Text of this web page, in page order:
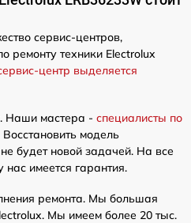
сервис-центров,
ремонту техники Electrolux
центр выделяется
Наши мастера - специалисты по
Восстановить модель
будет новой задачей. На все
имеется гарантия.
ремонта. Мы большая
Мы имеем более 20 тыс.